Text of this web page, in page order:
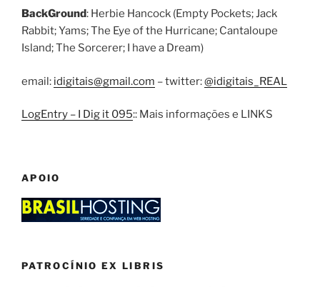
BackGround: Herbie Hancock (Empty Pockets; Jack
Rabbit; Yams; The Eye of the Hurricane; Cantaloupe
Island; The Sorcerer; I have a Dream)
email: idigitais@gmail.com – twitter:@idigitais_REAL
LogEntry – I Dig it 095:: Mais informações e LINKS
APOIO
PATROCÍNIO EX LIBRIS